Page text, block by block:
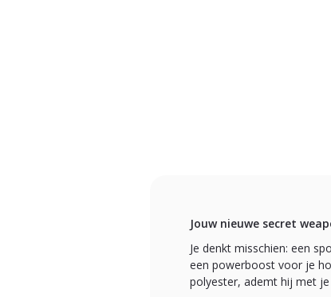
Jouw nieuwe secret
Je denkt misschien: een
een powerboost voor je
polyester, ademt hij met